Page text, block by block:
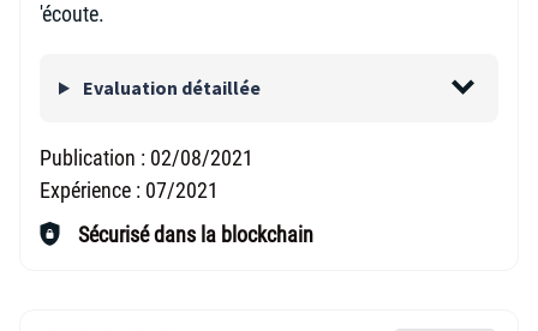
'écoute.
Evaluation détaillée
Publication : 02/08/2021
Expérience : 07/2021
Sécurisé dans la blockchain